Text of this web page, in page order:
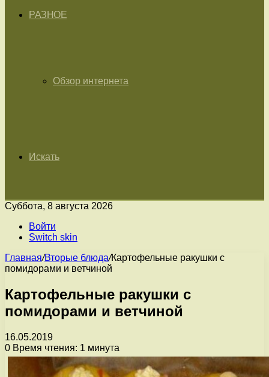
РАЗНОЕ
Обзор интернета
Искать
Суббота, 8 августа 2026
Войти
Switch skin
Главная/Вторые блюда/Картофельные ракушки с
помидорами и ветчиной
Картофельные ракушки с
помидорами и ветчиной
16.05.2019
0 Время чтения: 1 минута